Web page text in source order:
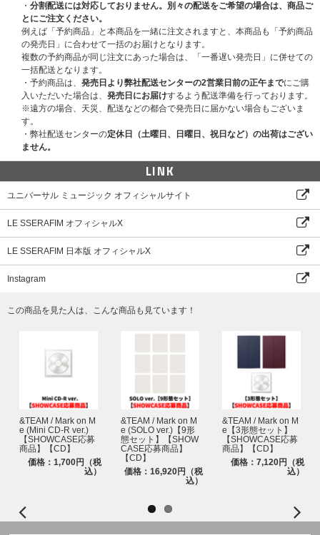
日(月) 17:00頃
【第3回】2026年6月16日(火)11:00～6月23日(火)10:59 → 当落発表：6月2
9日(月) 17:00頃
※締切間近など時間帯によっては、応募画面に繋がりにくい場合がございま
す。余裕を持ってご応募ください。
※上記応募期間以外はご応募いただけません。あらかじめご了承ください。
※商品が届かない、受け取れない等の理由を含め、いかなる場合も上記応募
期間以外はご応募いただけません。あらかじめご了承ください。
※オンラインショップにてご購入の方は、商品受取日と上記スケジュールを
必ずご自身でご確認のうえ、ご購入・ご応募ください。
■応募方法及び注意事項
※シリアルナンバー1つにつき1回のご応募が可能であり、お一人様何回で
※本企画は日本国内限定の企画です。海外からのお問い合わせには対応いた
を持ってご応募ください。
■応募対象商品
LE SSERAFIM 2nd Studio Album 'PUREFLOW' pt.1
‘PUREFLOW’ pt.1【4形態セット】【公演会場ハイタッチ会応募商品】
‘PUREFLOW’ pt.1【単品ランダム】【公演会場ハイタッチ会応募商
品】
‘PUREFLOW’ pt.1(COMPACT ver.)【6形態セット】【公演会場ハイタ
ッチ会応募商品】
ッチ会応募商品】
※必ず「公演会場ハイタッチ会応募商品」を選択してご購入ください。通常
商品をご購入いただいた場合、抽選対象外になりますのでご注意ください。
LE SSERAFIM Weverse Shop 、UNIVERSAL MUSIC STOREにて「公演会
場ハイタッチ会応募商品」のご予約(ご決済完了)と同時に自動エントリーに
なり、お客様からの応募作業は必要ございません。
※イベントはご当選者様ご本人のみ参加可能です。保護者の名義でご購入
(エントリー)してご当選されても、お子様や別名義の方が参加する事はでき
ません。ご本人様でない場合、ご参加をお断りさせていただきます。
※セット商品をご購入の場合は枚数分に応じた応募口数になります。(4形態
ご購入ください。通常商品をご購入いただいても応募抽選の対象にはなりま
※「公演会場ハイタッチ会応募商品」も各ストア特典の対象となります。
※各ストアのCD購入特典、および2nd Studio Album 'PUREFLOW' pt.1ご購
入で差し上げる応募抽選用シリアルナンバーはご予約・ご購入いただいたC
Dの枚数に応じて各CDの特典条件に沿って差し上げます。
本イベントの抽選発表は、抽選システム「chord」の『enchord(エンコー
ド)』を採用しています。
対象ストアでのご購入と同時に自動エントリーとなるため、chordへの会員
登録(無料) およびchord上でのご応募は不要ですが、＜@cdefgah.net＞から
い。
・ 分割配送には対応しておりません。別々の配送をご希望の場合は、商品ご
とにご注文ください。
例えば「予約商品」と本商品を一緒に注文されますと、本商品も「予約商品
の発売日」に合わせて一括のお届けとなります。
複数の予約商品が同じ注文にあった場合は、「一番遅い発売日」に併せての
一括配送となります。
・予約商品は、 発売日より弊社配送センターの2営業日前の正午までにご購
入いただいた場合は、 発売日にお届けするよう配送準備を行っております。
※遠方の場合、天災、配送などの都合で発売日に届かない場合もございま
す。
・弊社配送センターの定休日（土曜日、日曜日、祝日など）の出荷はござい
ません。
LINK
ユニバーサル ミュージック オフィシャルサイト
LE SSERAFIM オフィシャルX
LE SSERAFIM 日本版 オフィシャルX
Instagram
この商品を見た人は、こんな商品も見ています！
&TEAM / Mark on M
e (Mini CD-R ver.)
【SHOWCASE応募
商品】【CD】
価格：1,700円（税
込）
&TEAM / Mark on M
e (SOLO ver.)【9形
態セット】【SHOW
CASE応募商品】
【CD】
価格：16,920円（税
込）
&TEAM / Mark on M
e【3形態セット】
【SHOWCASE応募
商品】【CD】
価格：7,120円（税
込）